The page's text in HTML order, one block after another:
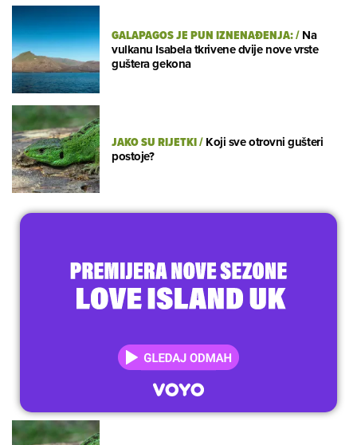
GALAPAGOS JE PUN IZNENAĐENJA:/Na
vulkanu Isabela tkrivene dvije nove vrste
guštera gekona
JAKO SU RIJETKI/Koji sve otrovni gušteri
postoje?